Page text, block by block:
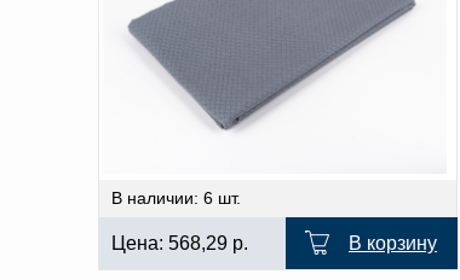
В наличии: 6 шт.
Цена: 568,29 р. В корзину